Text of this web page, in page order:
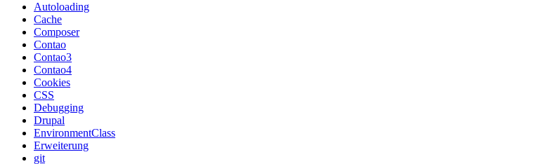
Autoloading
Cache
Composer
Contao
Contao3
Contao4
Cookies
CSS
Debugging
Drupal
EnvironmentClass
Erweiterung
git